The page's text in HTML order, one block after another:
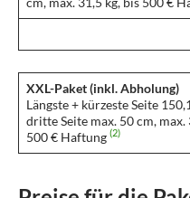
XXL-Paket (inkl. Abholung)
Längste + kürzeste Seite
dritte Seite max. 50 cm, max.
500 € Haftung (2)